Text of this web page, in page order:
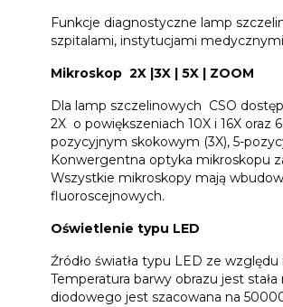
Funkcje diagnostyczne lamp
szpitalami, instytucjami
Mikroskop 2X |3X | 5X | ZOOM
Dla lamp szczelinowych CSO
2X o powiększeniach 10X i 16X
pozycyjnym skokowym (3X), 5-
Konwergentna optyka mikroskopu
Wszystkie mikroskopy mają
fluoroscejnowych.
Oświetlenie typu LED
Źródło światła typu LED ze
Temperatura barwy obrazu jest
diodowego jest szacowana na